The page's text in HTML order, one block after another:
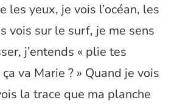
les yeux, je vois l’océan, les
vois sur le surf, je me sens
j’entends « plie tes
va Marie ? » Quand je vois
la trace que ma planche